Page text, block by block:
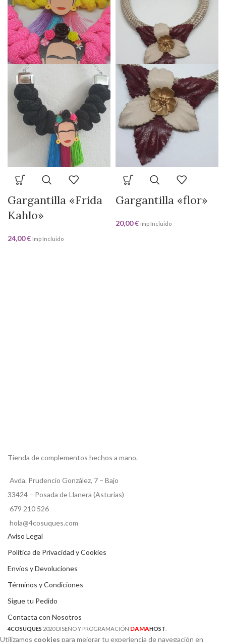
Gargantilla «Frida
Kahlo»
24,00€ Imp Incluido
Gargantilla «flor»
20,00€ Imp Incluido
Tienda de complementos hechos a mano.
Avda. Prudencio González, 7 – Bajo
33424 – Posada de Llanera (Asturias)
679 210 526
hola@4cosuques.com
Aviso Legal
Política de Privacidad y Cookies
Envíos y Devoluciones
Términos y Condiciones
Sigue tu Pedido
Contacta con Nosotros
4COSUQUES 2020 DISEÑO Y PROGRAMACIÓN DAMAHOST
Utilizamos cookies para mejorar tu experiencia de navegación en